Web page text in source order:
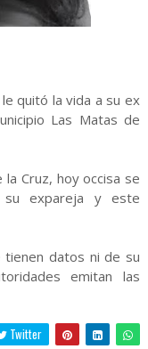
quitó la vida a su ex
Las Matas de
Cruz, hoy occisa se
su expareja y este
tienen datos ni de su
emitan las
Twitter